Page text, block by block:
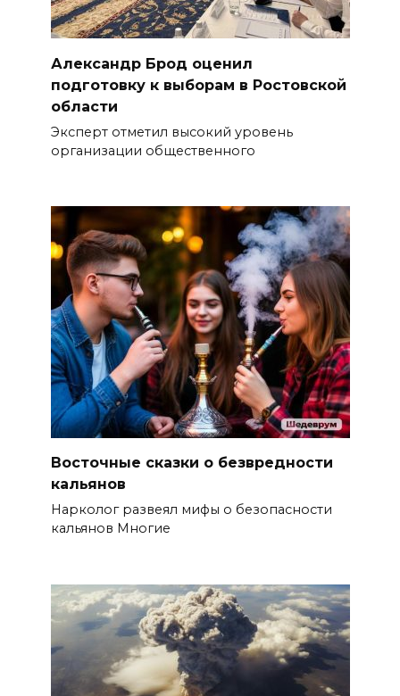
Александр Брод оценил
подготовку к выборам в Ростовской
области
Эксперт отметил высокий уровень
организации общественного
Восточные сказки о безвредности
кальянов
Нарколог развеял мифы о безопасности
кальянов Многие